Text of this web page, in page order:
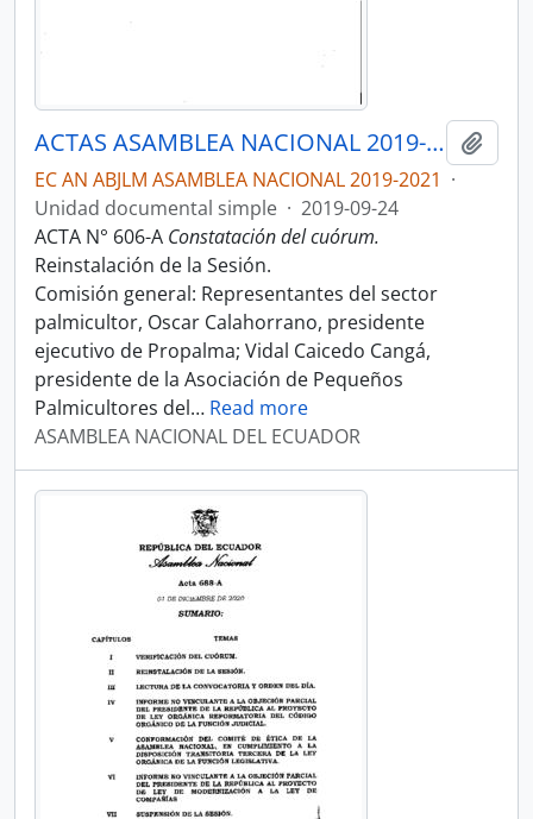
ACTAS ASAMBLEA NACIONAL 2019-2021
EC AN ABJLM ASAMBLEA NACIONAL 2019-2021 ·
Unidad documental simple · 2019-09-24
ACTA N° 606-A Constatación del cuórum.
Reinstalación de la Sesión.
Comisión general: Representantes del sector
palmicultor, Oscar Calahorrano, presidente
ejecutivo de Propalma; Vidal Caicedo Cangá,
presidente de la Asociación de Pequeños
Palmicultores del… Read more
ASAMBLEA NACIONAL DEL ECUADOR